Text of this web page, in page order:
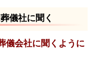
儀社に聞く
儀会社に聞くように